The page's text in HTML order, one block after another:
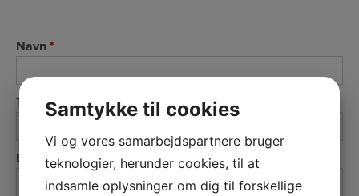
Navn *
Telefonnummer *
E-mail *
Samtykke til cookies
Vi og vores samarbejdspartnere bruger
teknologier, herunder cookies, til at
indsamle oplysninger om dig til forskellige